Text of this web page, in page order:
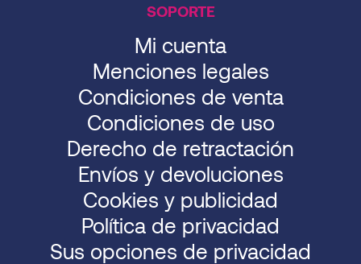
SOPORTE
Mi cuenta
Menciones legales
Condiciones de venta
Condiciones de uso
Derecho de retractación
Envíos y devoluciones
Cookies y publicidad
Política de privacidad
Sus opciones de privacidad